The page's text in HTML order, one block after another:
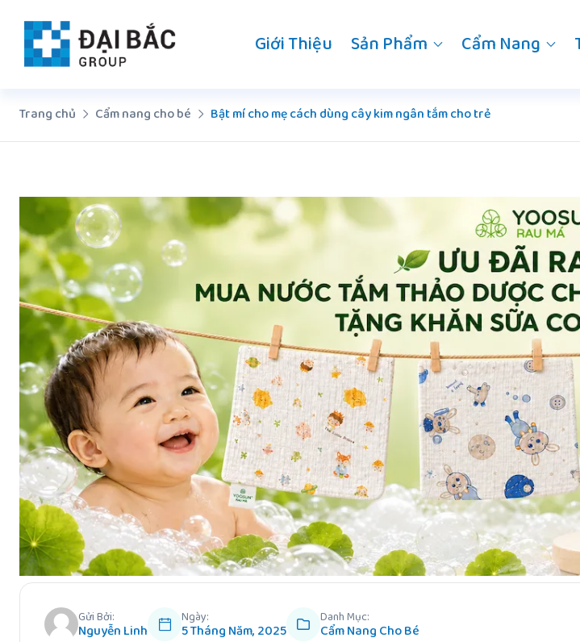
dung
Giới Thiệu Sản Phẩm Cẩm Nang
Trang chủ Cẩm nang cho bé Bật mí cho mẹ cách dùng cây kim ngân tắm cho trẻ
Gửi Bởi:
Nguyễn Linh
Ngày:
5 Tháng Năm, 2025
Danh Mục:
Cẩm Nang Cho Bé